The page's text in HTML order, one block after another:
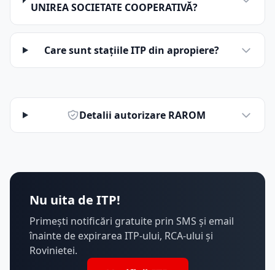
UNIREA SOCIETATE COOPERATIVĂ?
Care sunt stațiile ITP din apropiere?
Detalii autorizare RAROM
Nu uita de ITP!
Primești notificări gratuite prin SMS și email
înainte de expirarea ITP-ului, RCA-ului și
Rovinietei.